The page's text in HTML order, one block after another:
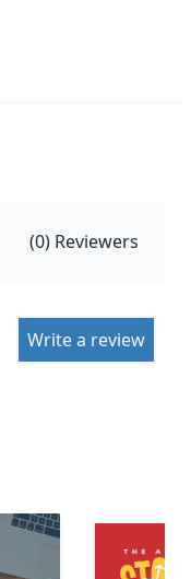
(0) Reviewers
Write a review